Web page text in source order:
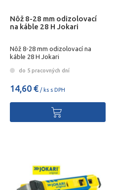
Nôž 8-28 mm odizolovací
na káble 28 H Jokari
Nôž 8-28 mm odizolovací na
káble 28 H Jokari
do 5 pracovných dní
14,60 € / ks s DPH